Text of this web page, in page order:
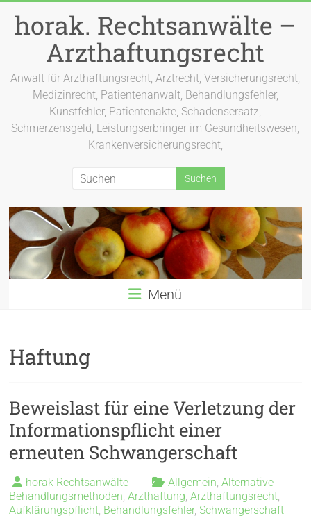
Inhalt
springen
horak. Rechtsanwälte –
Arzthaftungsrecht
Anwalt für Arzthaftungsrecht, Arztrecht, Versicherungsrecht,
Medizinrecht, Patientenanwalt, Behandlungsfehler,
Kunstfehler, Patientenakte, Schadensersatz,
Schmerzensgeld, Leistungserbringer im Gesundheitswesen,
Krankenversicherungsrecht,
Menü
Haftung
Beweislast für eine Verletzung der
Informationspflicht einer
erneuten Schwangerschaft
horak Rechtsanwälte Allgemein ,Alternative
Behandlungsmethoden ,Arzthaftung ,Arzthaftungsrecht
Aufklärungspflicht Behandlungsfehler,Schwangerschaft